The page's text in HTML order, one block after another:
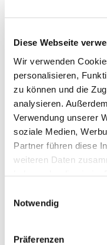
Diese Webseite
Wir verwenden
personalisieren,
zu können und die
analysieren.
Verwendung unserer
soziale Medien,
Partner führen diese
weiteren Daten
Notwendig
Präferenzen
Dies